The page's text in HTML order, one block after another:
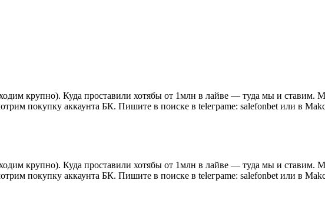
крупно). Куда проставили хотябы от 1млн в лайве — туда мы и ставим.
покупку аккаунта БК. Пишите в поиске в telеграme: salefonbet или в
крупно). Куда проставили хотябы от 1млн в лайве — туда мы и ставим.
покупку аккаунта БК. Пишите в поиске в telеграme: salefonbet или в